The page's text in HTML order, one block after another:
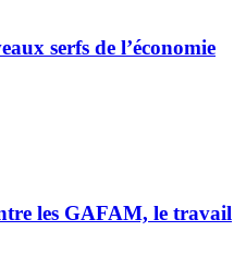
serfs de l’économie
les GAFAM, le travail